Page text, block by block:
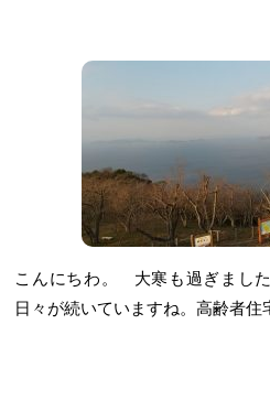
こんにちわ。 大寒も過ぎまし
日々が続いていますね。高齢者